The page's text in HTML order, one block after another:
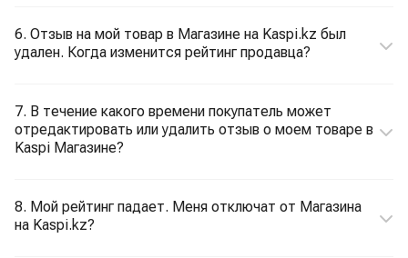
6. Отзыв на мой товар в Магазине на Kaspi.kz был
удален. Когда изменится рейтинг продавца?
7. В течение какого времени покупатель может
отредактировать или удалить отзыв о моем товаре в
Kaspi Магазине?
8. Мой рейтинг падает. Меня отключат от Магазина
на Kaspi.kz?